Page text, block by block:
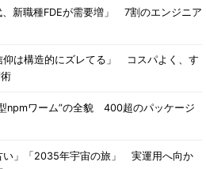
、新職種FDEが需要増」 7割のエンジニア
仰は構造的にズレてる」 コスパよく、す
npmワーム”の全貌 400超のパッケージ
い」「2035年宇宙の旅」 実運用へ向か